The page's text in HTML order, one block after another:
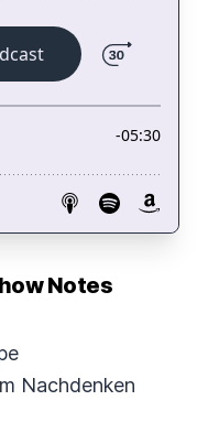
Notes
Nachdenken